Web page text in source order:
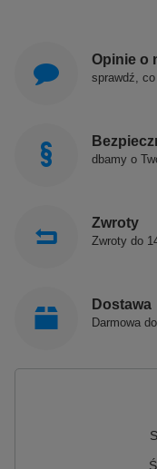
Opinie o
sprawdź,
dbamy o
Zwroty
Zwroty do
Dostawa
Darmowa